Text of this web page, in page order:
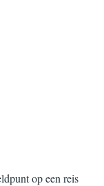
op een reis